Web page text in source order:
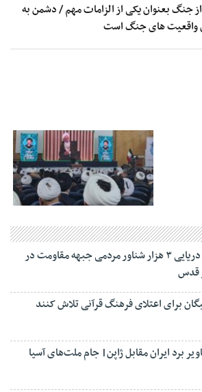
جنگ بعنوان یکی از الزامات مهم / دشمن به
واقعیت های جنگ است
رژه دریایی ۳ هزار شناور مردمی جبهه مقاومت در
قدس
برای اعتلای فرهنگ قرآنی تلاش کنند
برد ایران مقابل ژاپن| جام ملت‌های آسیا